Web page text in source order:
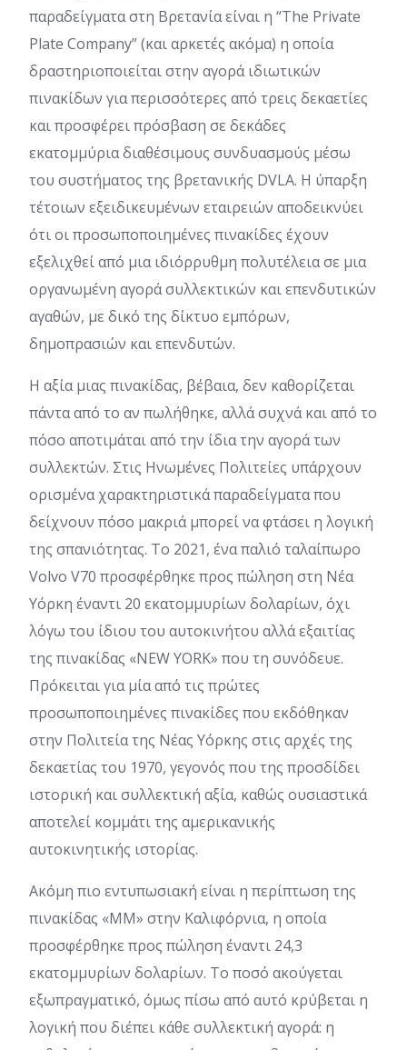
παραδείγματα στη Βρετανία είναι η “The Private
Plate Company” (και αρκετές ακόμα) η οποία
δραστηριοποιείται στην αγορά ιδιωτικών
πινακίδων για περισσότερες από τρεις δεκαετίες
και προσφέρει πρόσβαση σε δεκάδες
εκατομμύρια διαθέσιμους συνδυασμούς μέσω
του συστήματος της βρετανικής DVLA. Η ύπαρξη
τέτοιων εξειδικευμένων εταιρειών αποδεικνύει
ότι οι προσωποποιημένες πινακίδες έχουν
εξελιχθεί από μια ιδιόρρυθμη πολυτέλεια σε μια
οργανωμένη αγορά συλλεκτικών και επενδυτικών
αγαθών, με δικό της δίκτυο εμπόρων,
δημοπρασιών και επενδυτών.
Η αξία μιας πινακίδας, βέβαια, δεν καθορίζεται
πάντα από το αν πωλήθηκε, αλλά συχνά και από το
πόσο αποτιμάται από την ίδια την αγορά των
συλλεκτών. Στις Ηνωμένες Πολιτείες υπάρχουν
ορισμένα χαρακτηριστικά παραδείγματα που
δείχνουν πόσο μακριά μπορεί να φτάσει η λογική
της σπανιότητας. Το 2021, ένα παλιό ταλαίπωρο
Volvo V70 προσφέρθηκε προς πώληση στη Νέα
Υόρκη έναντι 20 εκατομμυρίων δολαρίων, όχι
λόγω του ίδιου του αυτοκινήτου αλλά εξαιτίας
της πινακίδας «NEW YORK» που τη συνόδευε.
Πρόκειται για μία από τις πρώτες
προσωποποιημένες πινακίδες που εκδόθηκαν
στην Πολιτεία της Νέας Υόρκης στις αρχές της
δεκαετίας του 1970, γεγονός που της προσδίδει
ιστορική και συλλεκτική αξία, καθώς ουσιαστικά
αποτελεί κομμάτι της αμερικανικής
αυτοκινητικής ιστορίας.
Ακόμη πιο εντυπωσιακή είναι η περίπτωση της
πινακίδας «MM» στην Καλιφόρνια, η οποία
προσφέρθηκε προς πώληση έναντι 24,3
εκατομμυρίων δολαρίων. Το ποσό ακούγεται
εξωπραγματικό, όμως πίσω από αυτό κρύβεται η
λογική που διέπει κάθε συλλεκτική αγορά: η